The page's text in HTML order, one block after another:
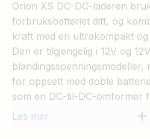
Orion
XS
SmartShunt
Orion XS DC-DC-laderen
forbruksbatteriet ditt, og
kraft med en ultrakompakt
Den er tilgjengelig i 12V og
blandingsspenningsmodeller,
for oppsett med doble
som en DC-til-DC-omformer
Les mer